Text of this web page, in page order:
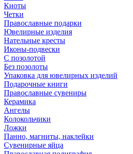
Киоты
Четки
Православные подарки
Ювелирные изделия
Нательные кресты
Иконы-подвески
С позолотой
Без позолоты
Упаковка для ювелирных изделий
Подарочные книги
Православные сувениры
Керамика
Ангелы
Колокольчики
Ложки
Панно, магниты, наклейки
Сувенирные яйца